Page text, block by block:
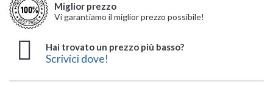
Miglior prezzo
Vi garantiamo il miglior prezzo possibile!
Hai trovato un prezzo più basso?
Scrivici dove!